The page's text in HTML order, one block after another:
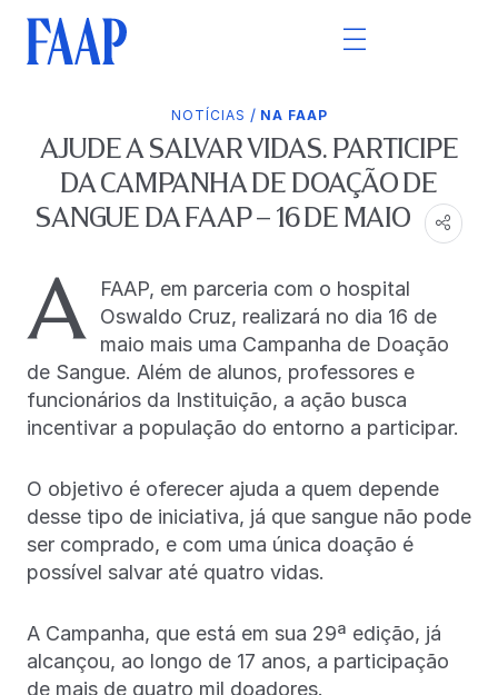
NOTÍCIAS / NA FAAP
AJUDE A SALVAR VIDAS. PARTICIPE
DA CAMPANHA DE DOAÇÃO DE
SANGUE DA FAAP – 16 DE MAIO
A
FAAP, em parceria com o hospital
Oswaldo Cruz, realizará no dia 16 de
maio mais uma Campanha de Doação
de Sangue. Além de alunos, professores e
funcionários da Instituição, a ação busca
incentivar a população do entorno a participar.
O objetivo é oferecer ajuda a quem depende
desse tipo de iniciativa, já que sangue não pode
ser comprado, e com uma única doação é
possível salvar até quatro vidas.
A Campanha, que está em sua 29ª edição, já
alcançou, ao longo de 17 anos, a participação
de mais de quatro mil doadores.